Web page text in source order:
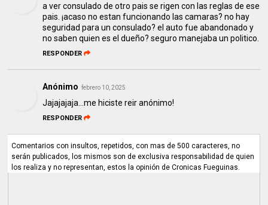
a ver consulado de otro pais se rigen con las reglas de ese
pais. ¡acaso no estan funcionando las camaras? no hay
seguridad para un consulado? el auto fue abandonado y
no saben quien es el dueño? seguro manejaba un politico.
RESPONDER
Anónimo febrero 10, 2025
Jajajajaja...me hiciste reir anónimo!
RESPONDER
Comentarios con insultos, repetidos, con mas de 500 caracteres, no
serán publicados, los mismos son de exclusiva responsabilidad de quien
los realiza y no representan, estos la opinión de Cronicas Fueguinas.